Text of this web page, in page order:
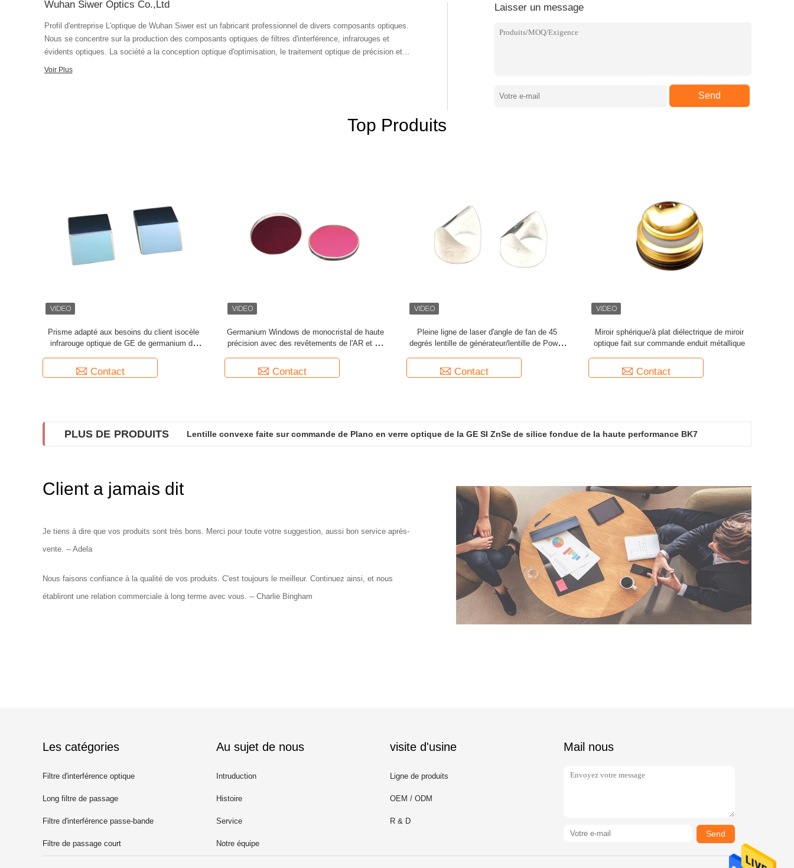
Wuhan Siwer Optics Co.,Ltd
Profil d'entreprise L'optique de Wuhan Siwer est un fabricant professionnel de divers composants optiques.
Nous se concentre sur la production des composants optiques de filtres d'interférence, infrarouges et
évidents optiques. La société a la conception optique d'optimisation, le traitement optique de précision et la
technologie optique de revêtement et la technologie de production, avec l'équipement complet de
standard, y compris les mirors de filtres d'interférence, de lentilles optiques, de prismes, de fenêtres de
laser, diélectriques et métalliques. Nous pouvons livrer l'achat et la livraison rapides de filtres d'interférence
production de semi-conducteur, système de mesure micro, examen et cartographie de construction,
biométrie, instruments et dispositifs médicaux, contrôle de la sécurité, instruments de beauté, éclairage
d'étape, équipement de grande énergie de laser, équipement militaire, représentation infrarouge, source
lumineuse visuelle, analyseur biochimique, marqueur d'enzymes, identification d'empreinte digitale,
reconnaissance de membrane d'arc-en-ciel, projection micro et systèmes de représentation. Revêtements
Voir Plus
Laisser un message
Send
Top Produits
Prisme adapté aux besoins du client isocèle
infrarouge optique de GE de germanium de
Contact
Germanium Windows de monocristal de haute
précision avec des revêtements de l'AR et du
Contact
Pleine ligne de laser d'angle de fan de 45
degrés lentille de générateur/lentille de Powell
Contact
Miroir sphérique/à plat diélectrique de miroir
optique fait sur commande enduit métallique
Contact
PLUS DE PRODUITS Lentille convexe faite sur commande de Plano en verre optique de la GE SI ZnSe de silice fondue de la haute performance BK7
Client a jamais dit
Je tiens à dire que vos produits sont très bons. Merci pour toute votre suggestion, aussi bon service après-
vente. -- Adela
Nous faisons confiance à la qualité de vos produits. C'est toujours le meilleur. Continuez ainsi, et nous
établiront une relation commerciale à long terme avec vous. -- Charlie Bingham
Les catégories
Filtre d'interférence optique
Long filtre de passage
Filtre d'interférence passe-bande
Filtre de passage court
Au sujet de nous
Intruduction
Histoire
Service
Notre équipe
visite d'usine
Ligne de produits
OEM / ODM
R & D
Mail nous
Send